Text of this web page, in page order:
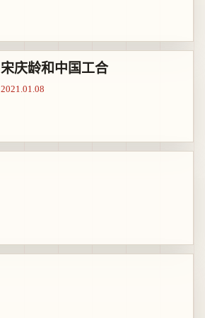
宋庆龄和中国工合
2021.01.08